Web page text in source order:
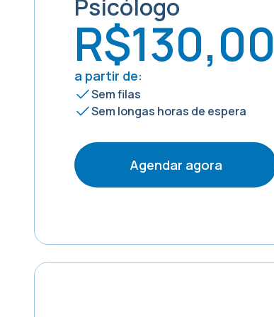
Psicólogo
R$130,00
a partir de:
Sem filas
Sem longas horas de espera
Agendar agora